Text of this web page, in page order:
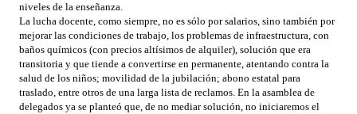
niveles de la enseñanza.
La lucha docente, como siempre, no es sólo por salarios, sino también por
mejorar las condiciones de trabajo, los problemas de infraestructura, con
baños químicos (con precios altísimos de alquiler), solución que era
transitoria y que tiende a convertirse en permanente, atentando contra la
salud de los niños; movilidad de la jubilación; abono estatal para
traslado, entre otros de una larga lista de reclamos. En la asamblea de
delegados ya se planteó que, de no mediar solución, no iniciaremos el